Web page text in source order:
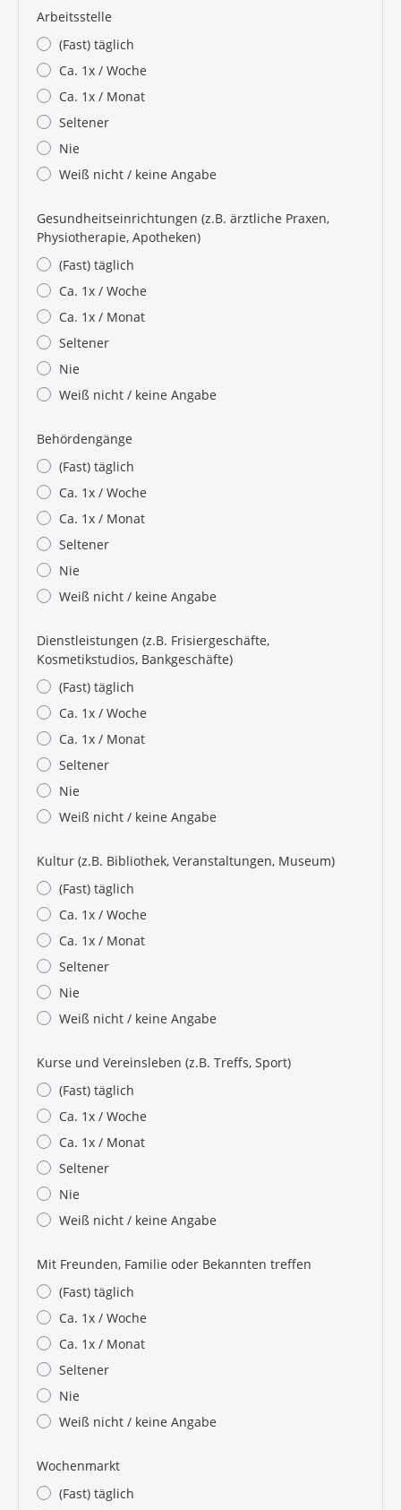
Arbeitsstelle
(Fast) täglich
Ca. 1x / Woche
Ca. 1x / Monat
Seltener
Nie
Weiß nicht / keine Angabe
Gesundheitseinrichtungen (z.B. ärztliche Praxen,
Physiotherapie, Apotheken)
(Fast) täglich
Ca. 1x / Woche
Ca. 1x / Monat
Seltener
Nie
Weiß nicht / keine Angabe
Behördengänge
(Fast) täglich
Ca. 1x / Woche
Ca. 1x / Monat
Seltener
Nie
Weiß nicht / keine Angabe
Dienstleistungen (z.B. Frisiergeschäfte,
Kosmetikstudios, Bankgeschäfte)
(Fast) täglich
Ca. 1x / Woche
Ca. 1x / Monat
Seltener
Nie
Weiß nicht / keine Angabe
Kultur (z.B. Bibliothek, Veranstaltungen, Museum)
(Fast) täglich
Ca. 1x / Woche
Ca. 1x / Monat
Seltener
Nie
Weiß nicht / keine Angabe
Kurse und Vereinsleben (z.B. Treffs, Sport)
(Fast) täglich
Ca. 1x / Woche
Ca. 1x / Monat
Seltener
Nie
Weiß nicht / keine Angabe
Mit Freunden, Familie oder Bekannten treffen
(Fast) täglich
Ca. 1x / Woche
Ca. 1x / Monat
Seltener
Nie
Weiß nicht / keine Angabe
Wochenmarkt
(Fast) täglich